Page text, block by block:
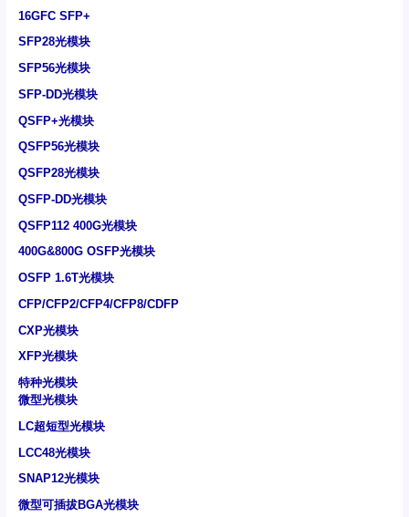
16GFC SFP+
SFP28光模块
SFP56光模块
SFP-DD光模块
QSFP+光模块
QSFP56光模块
QSFP28光模块
QSFP-DD光模块
QSFP112 400G光模块
400G&800G OSFP光模块
OSFP 1.6T光模块
CFP/CFP2/CFP4/CFP8/CDFP
CXP光模块
XFP光模块
特种光模块
微型光模块
LC超短型光模块
LCC48光模块
SNAP12光模块
微型可插拔BGA光模块